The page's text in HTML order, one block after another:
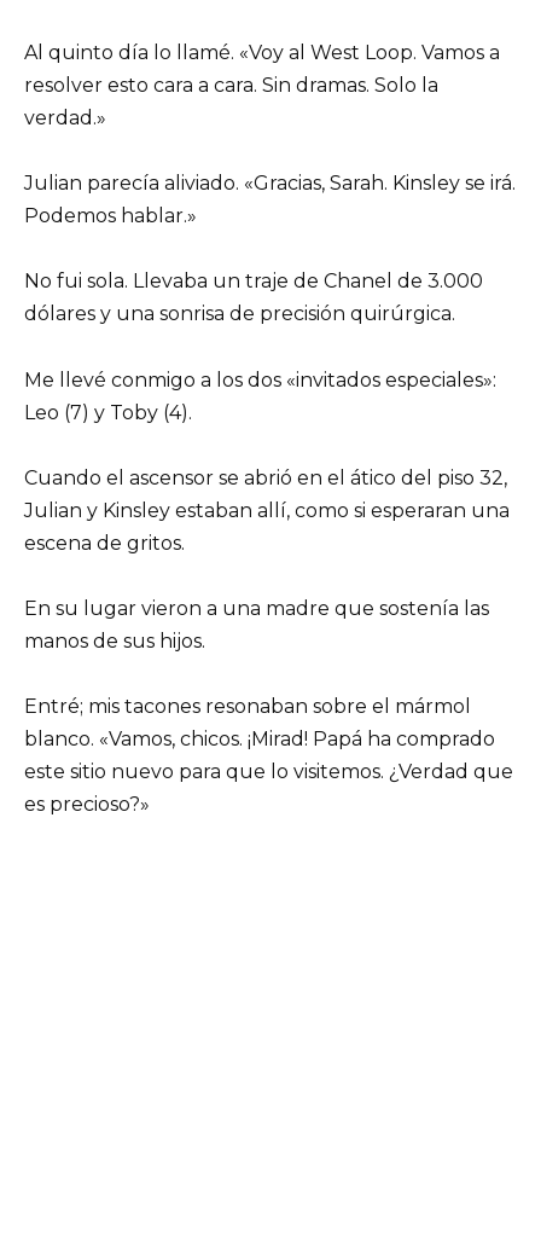
Al quinto día lo llamé. «Voy al West Loop. Vamos a
resolver esto cara a cara. Sin dramas. Solo la
verdad.»
Julian parecía aliviado. «Gracias, Sarah. Kinsley se irá.
Podemos hablar.»
No fui sola. Llevaba un traje de Chanel de 3.000
dólares y una sonrisa de precisión quirúrgica.
Me llevé conmigo a los dos «invitados especiales»:
Leo (7) y Toby (4).
Cuando el ascensor se abrió en el ático del piso 32,
Julian y Kinsley estaban allí, como si esperaran una
escena de gritos.
En su lugar vieron a una madre que sostenía las
manos de sus hijos.
Entré; mis tacones resonaban sobre el mármol
blanco. «Vamos, chicos. ¡Mirad! Papá ha comprado
este sitio nuevo para que lo visitemos. ¿Verdad que
es precioso?»